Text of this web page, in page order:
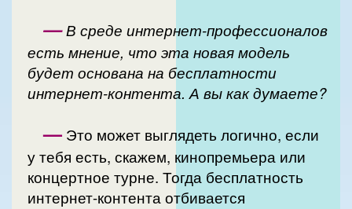
—В среде интернет-профессионалов
есть мнение, что эта новая модель
будет основана на бесплатности
интернет-контента. А вы как думаете?
— Это может выглядеть логично, если
у тебя есть, скажем, кинопремьера или
концертное турне. Тогда бесплатность
интернет-контента отбивается